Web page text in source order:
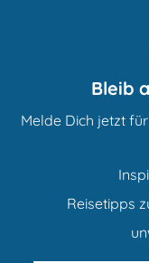
Bleib
Melde Dich jetzt
Reisetipps